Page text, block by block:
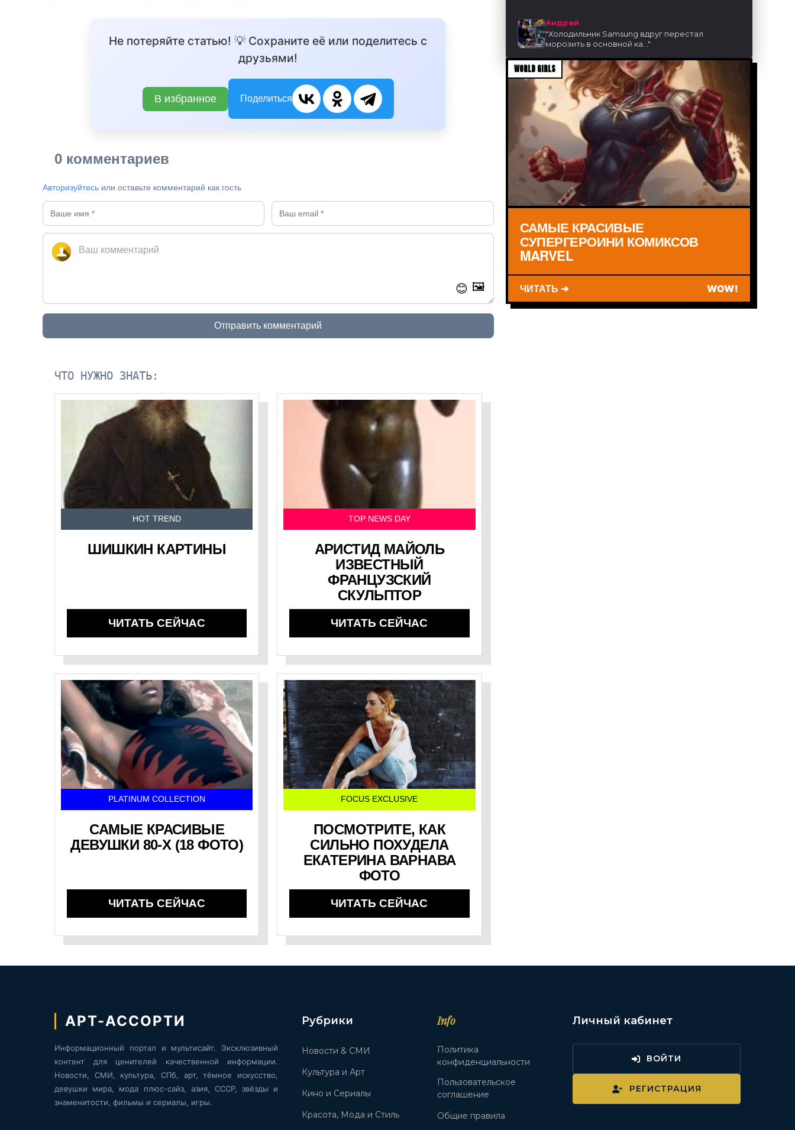
Не потеряйте статью! 💡 Сохраните её или поделитесь с
друзьями!
В избранное Поделиться
0 комментариев
Авторизуйтесь или оставьте комментарий как гость
😊 🖼️
Отправить комментарий
ЧТО НУЖНО ЗНАТЬ:
HOT TREND
ШИШКИН КАРТИНЫ
ЧИТАТЬ СЕЙЧАС
TOP NEWS DAY
АРИСТИД МАЙОЛЬ
ИЗВЕСТНЫЙ
ФРАНЦУЗСКИЙ
СКУЛЬПТОР
ЧИТАТЬ СЕЙЧАС
PLATINUM COLLECTION
САМЫЕ КРАСИВЫЕ
ДЕВУШКИ 80-Х (18 ФОТО)
ЧИТАТЬ СЕЙЧАС
FOCUS EXCLUSIVE
ПОСМОТРИТЕ, КАК
СИЛЬНО ПОХУДЕЛА
ЕКАТЕРИНА ВАРНАВА
ФОТО
ЧИТАТЬ СЕЙЧАС
Андрей
"Холодильник Samsung вдруг перестал
морозить в основной ка..."
WORLD GIRLS
САМЫЕ КРАСИВЫЕ
СУПЕРГЕРОИНИ КОМИКСОВ
MARVEL
ЧИТАТЬ ➔ WOW!
АРТ-АССОРТИ
Информационный портал и мультисайт. Эксклюзивный
контент для ценителей качественной информации.
Новости, СМИ, культура, СПб, арт, тёмное искусство,
девушки мира, мода плюс-сайз, азия, СССР, звёзды и
знаменитости, фильмы и сериалы, игры.
Рубрики
Новости & СМИ
Культура и Арт
Кино и Сериалы
Красота, Мода и Стиль
Info
Политика
конфиденциальности
Пользовательское
соглашение
Общие правила
Личный кабинет
ВОЙТИ
РЕГИСТРАЦИЯ